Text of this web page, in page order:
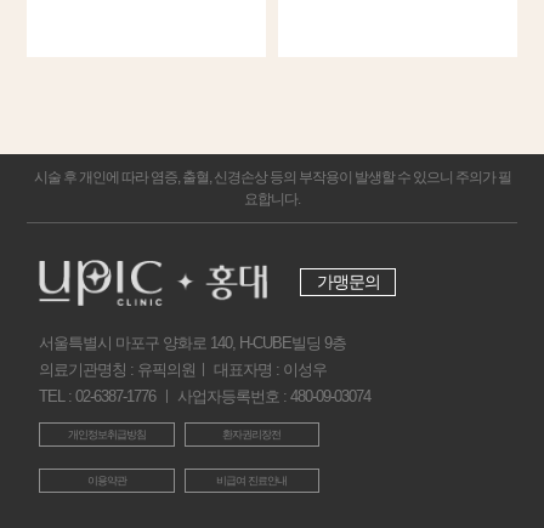
시술 후 개인에 따라 염증, 출혈, 신경손상 등의 부작용이 발생할 수 있으니 주의가 필
요합니다.
가맹문의
서울특별시 마포구 양화로 140, H-CUBE빌딩 9층
의료기관명칭 : 유픽의원ㅣ 대표자명 : 이성우
TEL : 02-6387-1776 ㅣ 사업자등록번호 : 480-09-03074
개인정보취급방침 환자권리장전
이용약관 비급여 진료안내